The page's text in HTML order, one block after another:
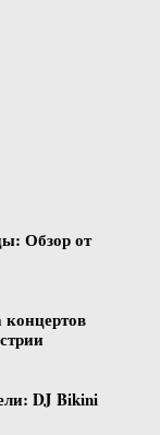
Обзор от
концертов
DJ Bikini